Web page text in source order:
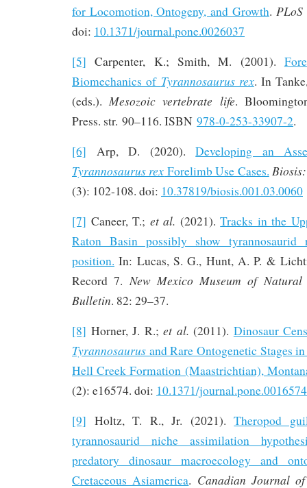
for Locomotion, Ontogeny, and Growth.
doi: 10.1371/journal.pone.0026037
[5] Carpenter, K.; Smith, M. (2001).
Biomechanics of Tyrannosaurus rex. In
(eds.). Mesozoic vertebrate life.
Press. str. 90–116. ISBN 978-0-253-33907-2.
[6] Arp, D. (2020).Developing an
Tyrannosaurus rex Forelimb Use Cases.
(3): 102-108. doi: 10.37819/biosis.001.03.0060
[7] Caneer, T.; et al. (2021).Tracks in the
Raton Basin possibly show
position. In: Lucas, S. G., Hunt, A. P. &
Record 7. New Mexico Museum of
Bulletin. 82: 29–37.
[8] Horner, J. R.;et al. (2011). Dinosaur
Tyrannosaurus and Rare Ontogenetic Stages
Hell Creek Formation (Maastrichtian),
(2): e16574. doi: 10.1371/journal.pone.0016574
[9] Holtz, T. R., Jr. (2021).Theropod
tyrannosaurid niche assimilation
predatory dinosaur macroecology and
Cretaceous Asiamerica. Canadian Journal